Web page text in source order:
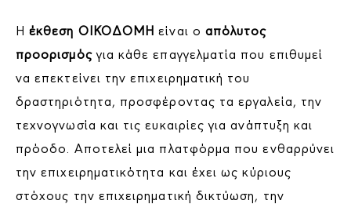
Ηέκθεση ΟΙΚΟΔΟΜΗ είναι ο απόλυτος
προορισμόςγια κάθε επαγγελματία που επιθυμεί
να επεκτείνει την επιχειρηματική του
δραστηριότητα, προσφέροντας τα εργαλεία, την
τεχνογνωσία και τις ευκαιρίες για ανάπτυξη και
πρόοδο. Αποτελεί μια πλατφόρμα που ενθαρρύνει
την επιχειρηματικότητα και έχει ως κύριους
στόχους την επιχειρηματική δικτύωση, την